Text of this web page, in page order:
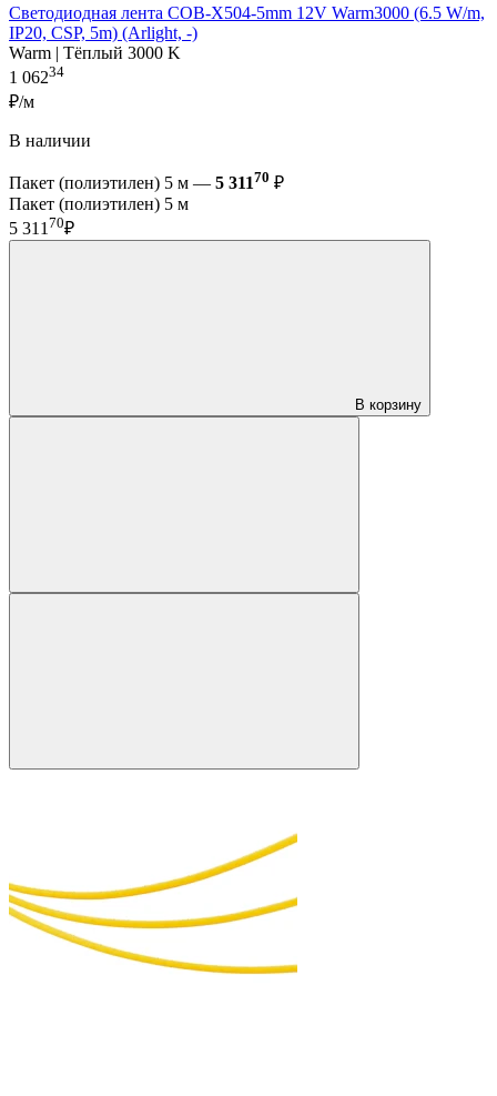
Светодиодная лента COB-X504-5mm 12V Warm3000 (6.5 W/m,
IP20, CSP, 5m) (Arlight, -)
Warm | Тёплый 3000 K
1 06234
₽/м
В наличии
Пакет (полиэтилен) 5 м — 5 31170 ₽
Пакет (полиэтилен) 5 м
5 31170₽
В корзину